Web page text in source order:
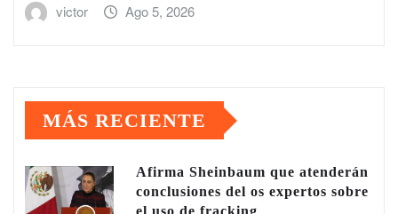
victor Ago 5, 2026
MÁS RECIENTE
Afirma Sheinbaum que atenderán
conclusiones del os expertos sobre